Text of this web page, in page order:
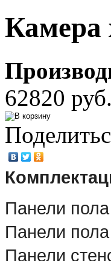
Камера
62820 руб.
Панели
Панели
Панели